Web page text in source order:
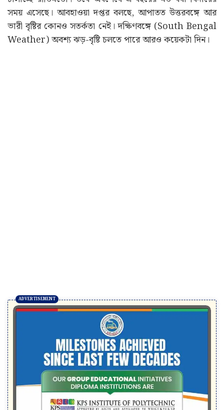
সময় এসেছে। আবহাওয়া দপ্তর বলছে, আপাতত উত্তরবঙ্গে আর
ভারী বৃষ্টির কোনও সতর্কতা নেই। দক্ষিণবঙ্গে (South Bengal
Weather) অবশ্য ঝড়-বৃষ্টি চলতে পারে আরও কয়েকটা দিন।